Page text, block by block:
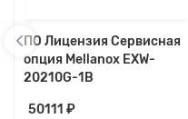
ПО Лицензия Сервисная
опция Mellanox EXW-
20210G-1B
50111 ₽